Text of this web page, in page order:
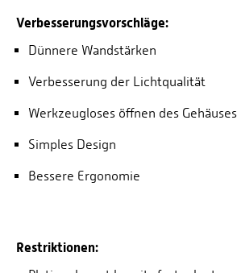
Verbesserungsvorschläge:
Dünnere Wandstärken
Verbesserung der Lichtqualität
Werkzeugloses öffnen des Gehäuses
Simples Design
Bessere Ergonomie
Restriktionen: